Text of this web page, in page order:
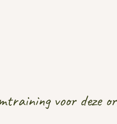
voor deze